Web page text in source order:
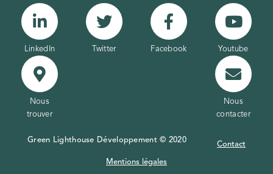
LinkedIn Twitter Facebook Youtube
Nous
trouver
Nous
contacter
Green Lighthouse Développement © 2020 Contact
Mentions légales